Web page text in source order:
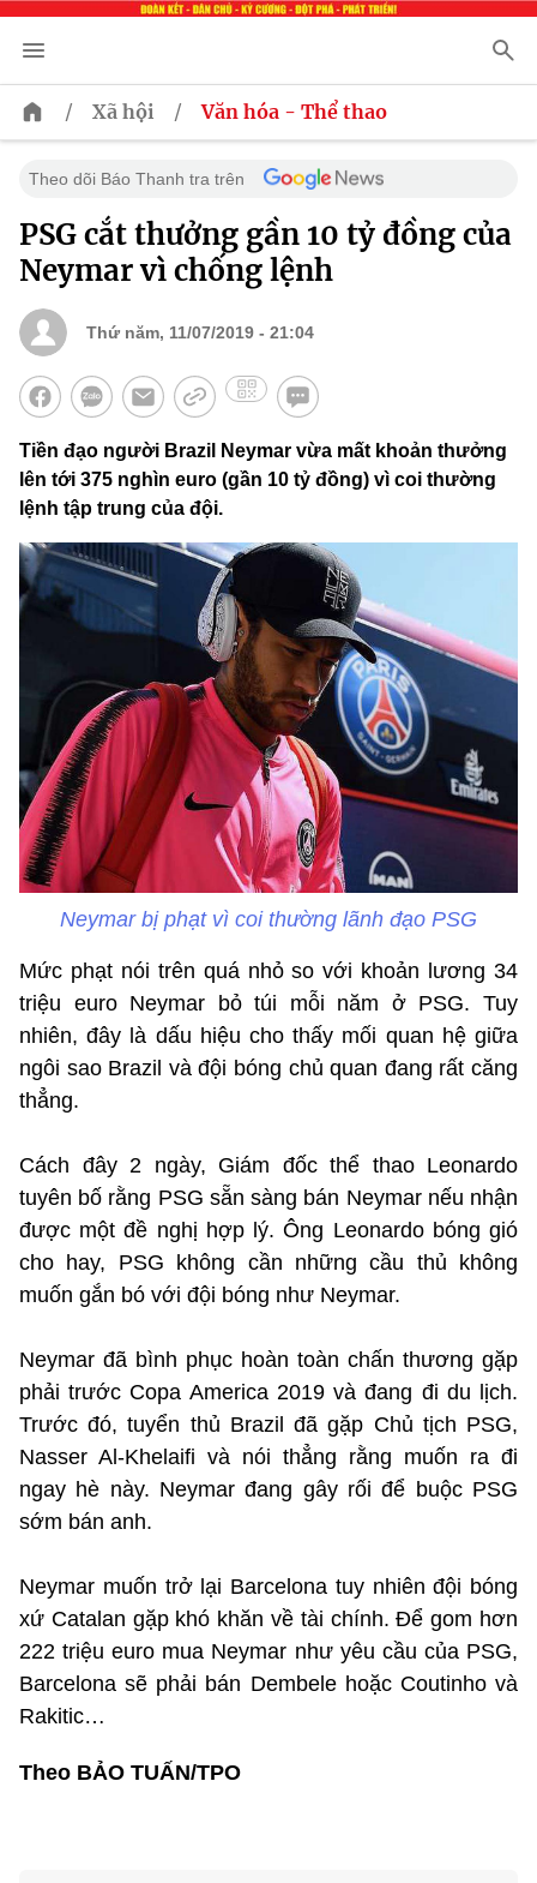
/ Xã hội / Văn hóa - Thể thao
Theo dõi Báo Thanh tra trên
PSG cắt thưởng gần 10 tỷ đồng của
Neymar vì chống lệnh
Thứ năm, 11/07/2019 - 21:04
Tiền đạo người Brazil Neymar vừa mất khoản thưởng
lên tới 375 nghìn euro (gần 10 tỷ đồng) vì coi thường
lệnh tập trung của đội.
Neymar bị phạt vì coi thường lãnh đạo PSG
Mức phạt nói trên quá nhỏ so với khoản lương 34
triệu euro Neymar bỏ túi mỗi năm ở PSG. Tuy
nhiên, đây là dấu hiệu cho thấy mối quan hệ giữa
ngôi sao Brazil và đội bóng chủ quan đang rất căng
thẳng.
Cách đây 2 ngày, Giám đốc thể thao Leonardo
tuyên bố rằng PSG sẵn sàng bán Neymar nếu nhận
được một đề nghị hợp lý. Ông Leonardo bóng gió
cho hay, PSG không cần những cầu thủ không
muốn gắn bó với đội bóng như Neymar.
Neymar đã bình phục hoàn toàn chấn thương gặp
phải trước Copa America 2019 và đang đi du lịch.
Trước đó, tuyển thủ Brazil đã gặp Chủ tịch PSG,
Nasser Al-Khelaifi và nói thẳng rằng muốn ra đi
ngay hè này. Neymar đang gây rối để buộc PSG
sớm bán anh.
Neymar muốn trở lại Barcelona tuy nhiên đội bóng
xứ Catalan gặp khó khăn về tài chính. Để gom hơn
222 triệu euro mua Neymar như yêu cầu của PSG,
Barcelona sẽ phải bán Dembele hoặc Coutinho và
Rakitic…
Theo BẢO TUẤN/TPO